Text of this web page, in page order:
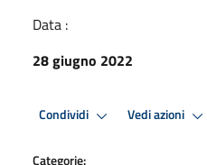
Data :
28 giugno 2022
Condividi Vedi azioni
Categorie: